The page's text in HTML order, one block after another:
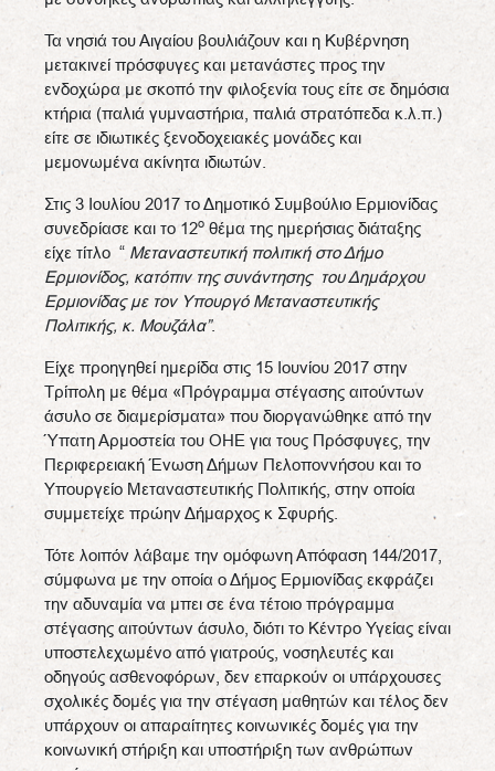
Τα νησιά του Αιγαίου βουλιάζουν και η Κυβέρνηση
μετακινεί πρόσφυγες και μετανάστες προς την
ενδοχώρα με σκοπό την φιλοξενία τους είτε σε δημόσια
κτήρια (παλιά γυμναστήρια, παλιά στρατόπεδα κ.λ.π.)
είτε σε ιδιωτικές ξενοδοχειακές μονάδες και
μεμονωμένα ακίνητα ιδιωτών.
Στις 3 Ιουλίου 2017 το Δημοτικό Συμβούλιο Ερμιονίδας
συνεδρίασε και το 12ο θέμα της ημερήσιας διάταξης
είχε τίτλο “ Μεταναστευτική πολιτική στο Δήμο
Ερμιονίδος, κατόπιν της συνάντησης του Δημάρχου
Ερμιονίδας με τον Υπουργό Μεταναστευτικής
Πολιτικής, κ. Μουζάλα”.
Είχε προηγηθεί ημερίδα στις 15 Ιουνίου 2017 στην
Τρίπολη με θέμα «Πρόγραμμα στέγασης αιτούντων
άσυλο σε διαμερίσματα» που διοργανώθηκε από την
Ύπατη Αρμοστεία του ΟΗΕ για τους Πρόσφυγες, την
Περιφερειακή Ένωση Δήμων Πελοποννήσου και το
Υπουργείο Μεταναστευτικής Πολιτικής, στην οποία
συμμετείχε πρώην Δήμαρχος κ Σφυρής.
Τότε λοιπόν λάβαμε την ομόφωνη Απόφαση 144/2017,
σύμφωνα με την οποία ο Δήμος Ερμιονίδας εκφράζει
την αδυναμία να μπει σε ένα τέτοιο πρόγραμμα
στέγασης αιτούντων άσυλο, διότι το Κέντρο Υγείας είναι
υποστελεχωμένο από γιατρούς, νοσηλευτές και
οδηγούς ασθενοφόρων, δεν επαρκούν οι υπάρχουσες
σχολικές δομές για την στέγαση μαθητών και τέλος δεν
υπάρχουν οι απαραίτητες κοινωνικές δομές για την
κοινωνική στήριξη και υποστήριξη των ανθρώπων